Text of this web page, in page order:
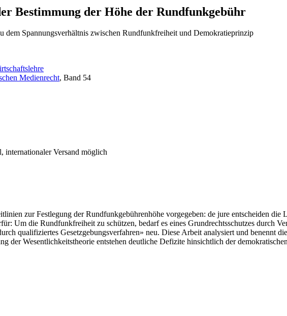
Bestimmung der Höhe der Rundfunkgebühr
dem Spannungsverhältnis zwischen Rundfunkfreiheit und Demokratieprinzip
Medienrecht, Band 54
internationaler Versand möglich
zur Festlegung der Rundfunkgebührenhöhe vorgegeben: de jure entscheiden
Um die Rundfunkfreiheit zu schützen, bedarf es eines Grundrechtsschutzes durch
qualifiziertes Gesetzgebungsverfahren» neu. Diese Arbeit analysiert und benennt
der Wesentlichkeitstheorie entstehen deutliche Defizite hinsichtlich der